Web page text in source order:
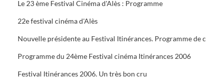
Le 23 ème Festival Cinéma d'Alès : Programme
22e festival cinéma d'Alès
Programme du 24ème Festival cinéma Itinérances 2006
Festival Itinérances 2006. Un très bon cru